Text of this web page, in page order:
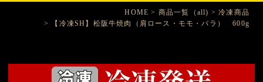
HOME 商品一覧（all)
冷凍商品
【冷凍SH】松阪牛焼肉（肩ロース・モモ・バラ） 600g